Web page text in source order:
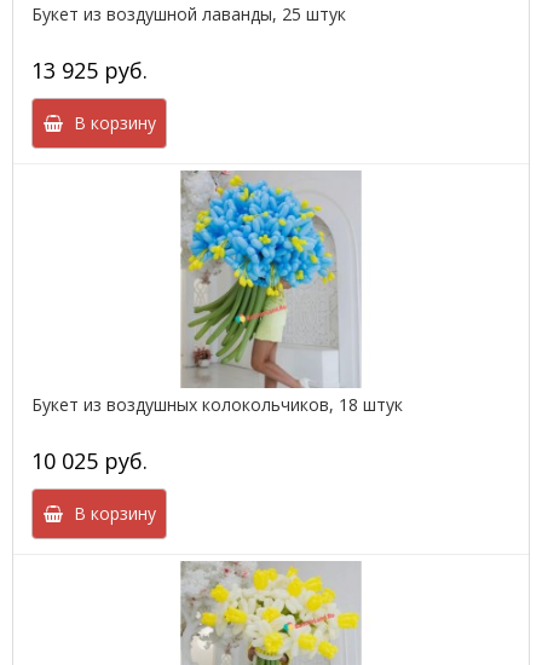
Букет из воздушной лаванды, 25 штук
13 925 руб.
В корзину
Букет из воздушных колокольчиков, 18 штук
10 025 руб.
В корзину